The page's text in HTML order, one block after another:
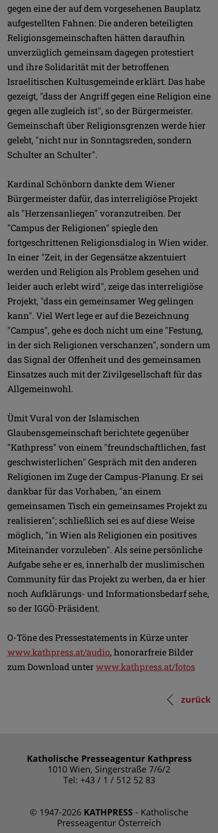
gegen eine der auf dem vorgesehenen Bauplatz
aufgestellten Fahnen: Die anderen beteiligten
Religionsgemeinschaften hätten daraufhin
unverzüglich gemeinsam dagegen protestiert
und ihre Solidarität mit der betroffenen
Israelitischen Kultusgemeinde erklärt. Das habe
gezeigt, "dass der Angriff gegen eine Religion eine
gegen alle zugleich ist", so der Bürgermeister.
Gemeinschaft über Religionsgrenzen werde hier
gelebt, "nicht nur in Sonntagsreden, sondern
Schulter an Schulter".
Kardinal Schönborn dankte dem Wiener
Bürgermeister dafür, das interreligiöse Projekt
als "Herzensanliegen" voranzutreiben. Der
"Campus der Religionen" spiegle den
fortgeschrittenen Religionsdialog in Wien wider.
In einer "Zeit, in der Gegensätze akzentuiert
werden und Religion als Problem gesehen und
leider auch erlebt wird", zeige das interreligiöse
Projekt, "dass ein gemeinsamer Weg gelingen
kann". Viel Wert lege er auf die Bezeichnung
"Campus", gehe es doch nicht um eine "Festung,
in der sich Religionen verschanzen", sondern um
das Signal der Offenheit und des gemeinsamen
Einsatzes auch mit der Zivilgesellschaft für das
Allgemeinwohl.
Ümit Vural von der Islamischen
Glaubensgemeinschaft berichtete gegenüber
"Kathpress" von einem "freundschaftlichen, fast
geschwisterlichen" Gespräch mit den anderen
Religionen im Zuge der Campus-Planung. Er sei
dankbar für das Vorhaben, "an einem
gemeinsamen Tisch ein gemeinsames Projekt zu
realisieren"; schließlich sei es auf diese Weise
möglich, "in Wien als Religionen ein positives
Miteinander vorzuleben". Als seine persönliche
Aufgabe sehe er es, innerhalb der muslimischen
Community für das Projekt zu werben, da er hier
noch Aufklärungs- und Informationsbedarf sehe,
so der IGGÖ-Präsident.
O-Töne des Pressestatements in Kürze unter
www.kathpress.at/audio, honorarfreie Bilder
zum Download unter www.kathpress.at/fotos
zurück
Katholische Presseagentur Kathpress
1010 Wien, Singerstraße 7/6/2
Tel: +43 / 1 / 512 52 83
© 1947-2026 KATHPRESS - Katholische
Presseagentur Österreich